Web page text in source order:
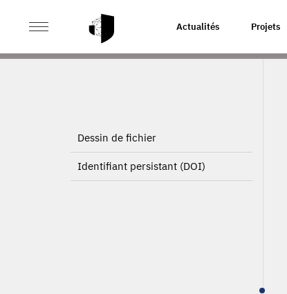
Actualités Projets
ACCUEIL PAGE PRODUIT
Dessin de fichier
Identifiant persistant (DOI)